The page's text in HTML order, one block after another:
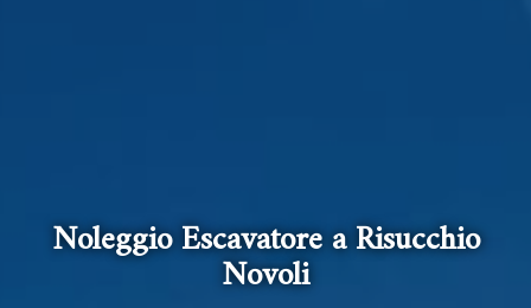
Noleggio Escavatore a Risucchio
Novoli